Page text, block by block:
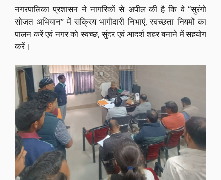
नगरपालिका प्रशासन ने नागरिकों से अपील की है कि वे “सुरंगो
सोजत अभियान” में सक्रिय भागीदारी निभाएं, स्वच्छता नियमों का
पालन करें एवं नगर को स्वच्छ, सुंदर एवं आदर्श शहर बनाने में सहयोग
करें।